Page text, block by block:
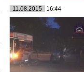
11.08.2015
16:44